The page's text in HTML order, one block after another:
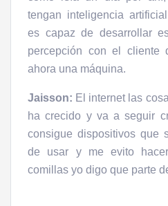
tengan inteligencia
es capaz de desarrollar
percepción con el cliente
ahora una máquina.
Jaisson: El internet las
ha crecido y va a seguir
consigue dispositivos que
de usar y me evito
comillas yo digo que parte